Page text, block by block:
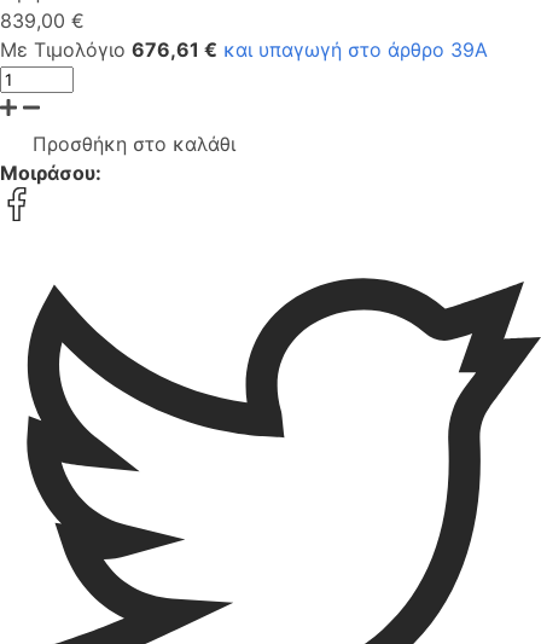
839,00 €
Με Τιμολόγιο 676,61 € και υπαγωγή στο άρθρο 39Α
Προσθήκη στο καλάθι
Μοιράσου: